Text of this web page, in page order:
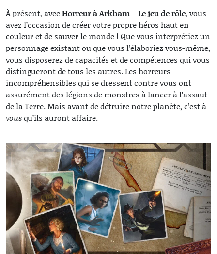
À présent, avec Horreur à Arkham – Le jeu de rôle, vous
avez l’occasion de créer votre propre héros haut en
couleur et de sauver le monde ! Que vous interprétiez un
personnage existant ou que vous l’élaboriez vous-même,
vous disposerez de capacités et de compétences qui vous
distingueront de tous les autres. Les horreurs
incompréhensibles qui se dressent contre vous ont
assurément des légions de monstres à lancer à l’assaut
de la Terre. Mais avant de détruire notre planète, c’est à
vousqu’ils auront affaire.